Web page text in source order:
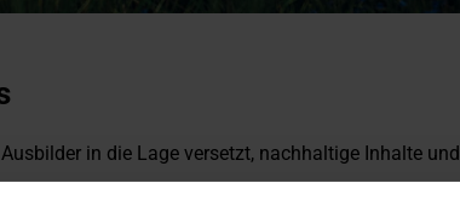
in die Lage versetzt, nachhaltige Inhalte und